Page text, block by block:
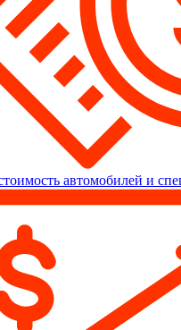
автомобилей и